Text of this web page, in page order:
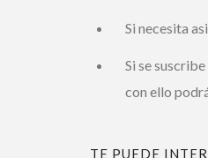
Si necesita
Si se
con ello
TE PUEDE